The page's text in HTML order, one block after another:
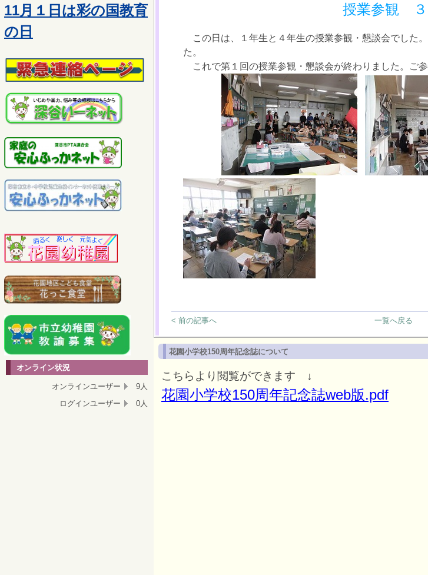
11月１日は彩の国教育
の日
オンライン状況
オンラインユーザー
9人
ログインユーザー
0人
授業参観 ３
この日は、１年生と４年生の授業参観・懇談会でした
た。
これで第１回の授業参観・懇談会が終わりました。ご参
< 前の記事へ 一覧へ戻る
花園小学校150周年記念誌について
こちらより閲覧ができます ↓
花園小学校150周年記念誌web版.pdf